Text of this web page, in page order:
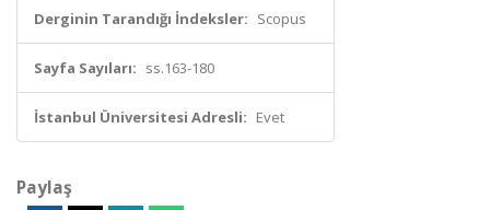
Derginin Tarandığı İndeksler: Scopus
Sayfa Sayıları: ss.163-180
İstanbul Üniversitesi Adresli: Evet
Paylaş